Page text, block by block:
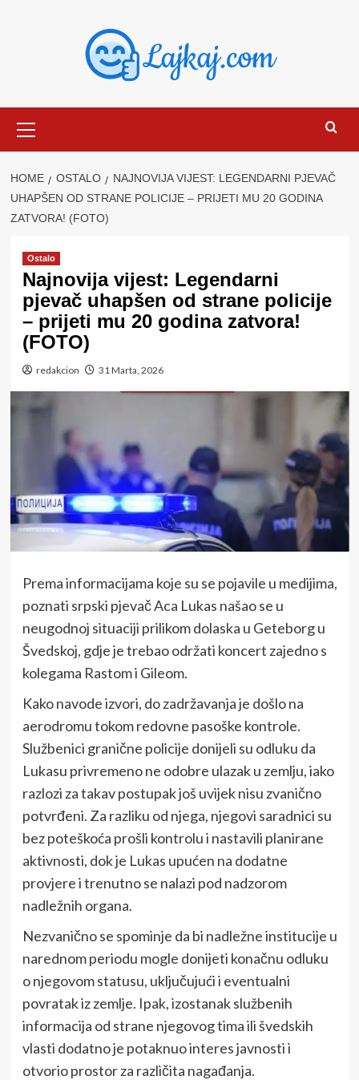
Menu
HOME OSTALO
NAJNOVIJA VIJEST: LEGENDARNI PJEVAČ
UHAPŠEN OD STRANE POLICIJE – PRIJETI MU 20 GODINA
ZATVORA! (FOTO)
Ostalo
Najnovija vijest: Legendarni
pjevač uhapšen od strane policije
– prijeti mu 20 godina zatvora!
(FOTO)
redakcion 31 Marta, 2026
Prema informacijama koje su se pojavile u medijima,
poznati srpski pjevač Aca Lukas našao se u
neugodnoj situaciji prilikom dolaska u Geteborg u
Švedskoj, gdje je trebao održati koncert zajedno s
kolegama Rastom i Gileom.
Kako navode izvori, do zadržavanja je došlo na
aerodromu tokom redovne pasoške kontrole.
Službenici granične policije donijeli su odluku da
Lukasu privremeno ne odobre ulazak u zemlju, iako
razlozi za takav postupak još uvijek nisu zvanično
potvrđeni. Za razliku od njega, njegovi saradnici su
bez poteškoća prošli kontrolu i nastavili planirane
aktivnosti, dok je Lukas upućen na dodatne
provjere i trenutno se nalazi pod nadzorom
nadležnih organa.
Nezvanično se spominje da bi nadležne institucije u
narednom periodu mogle donijeti konačnu odluku
o njegovom statusu, uključujući i eventualni
povratak iz zemlje. Ipak, izostanak službenih
informacija od strane njegovog tima ili švedskih
vlasti dodatno je potaknuo interes javnosti i
otvorio prostor za različita nagađanja.